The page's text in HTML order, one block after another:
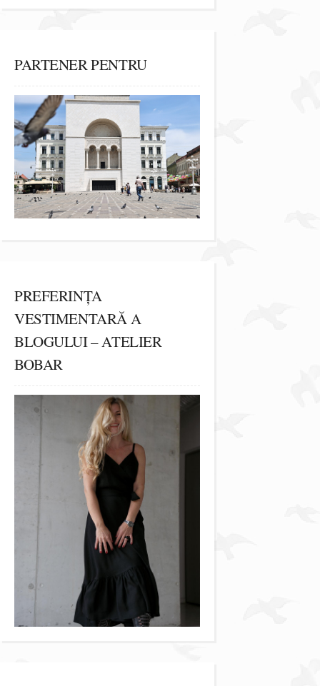
PARTENER PENTRU
PREFERINȚA
VESTIMENTARĂ A
BLOGULUI – ATELIER
BOBAR